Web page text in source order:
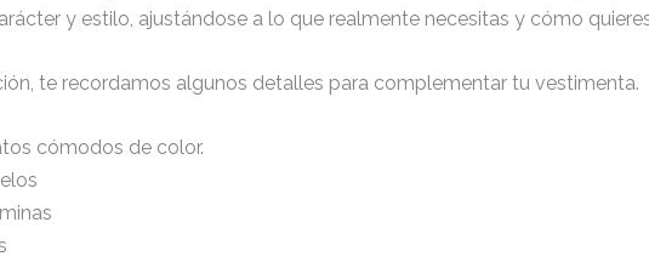
y estilo, ajustándose a lo que realmente necesitas y cómo
te recordamos algunos detalles para complementar tu vestimenta.
cómodos de color.